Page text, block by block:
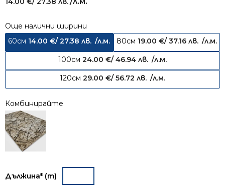
Още налични ширини
60см 14.00€/ 27.38 лв. /л.м. 80см 19.00 €/ 37.16 лв. /л.м.
100см 24.00 €/ 46.94 лв. /л.м.
120см 29.00 €/ 56.72 лв. /л.м.
Комбинирайте
Дължина* (m)